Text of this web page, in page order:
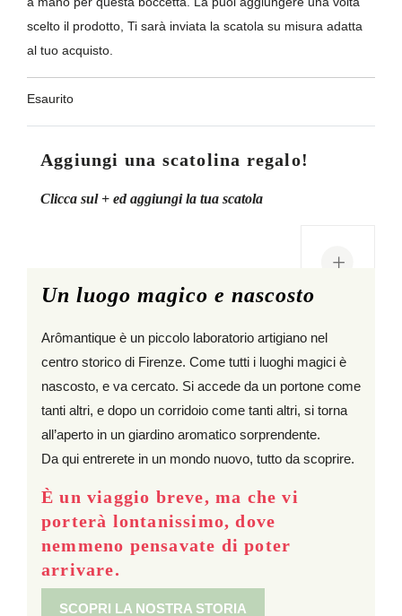
scelto il prodotto, Ti sarà inviata la scatola su misura adatta
al tuo acquisto.
Esaurito
Aggiungi una scatolina regalo!
Clicca sul + ed aggiungi la tua scatola
+
Un luogo magico e nascosto
Arômantique è un piccolo laboratorio artigiano nel
centro storico di Firenze. Come tutti i luoghi magici è
nascosto, e va cercato. Si accede da un portone come
tanti altri, e dopo un corridoio come tanti altri, si torna
all’aperto in un giardino aromatico sorprendente.
Da qui entrerete in un mondo nuovo, tutto da scoprire.
È un viaggio breve, ma che vi
porterà lontanissimo, dove
nemmeno pensavate di poter
arrivare.
SCOPRI LA NOSTRA STORIA